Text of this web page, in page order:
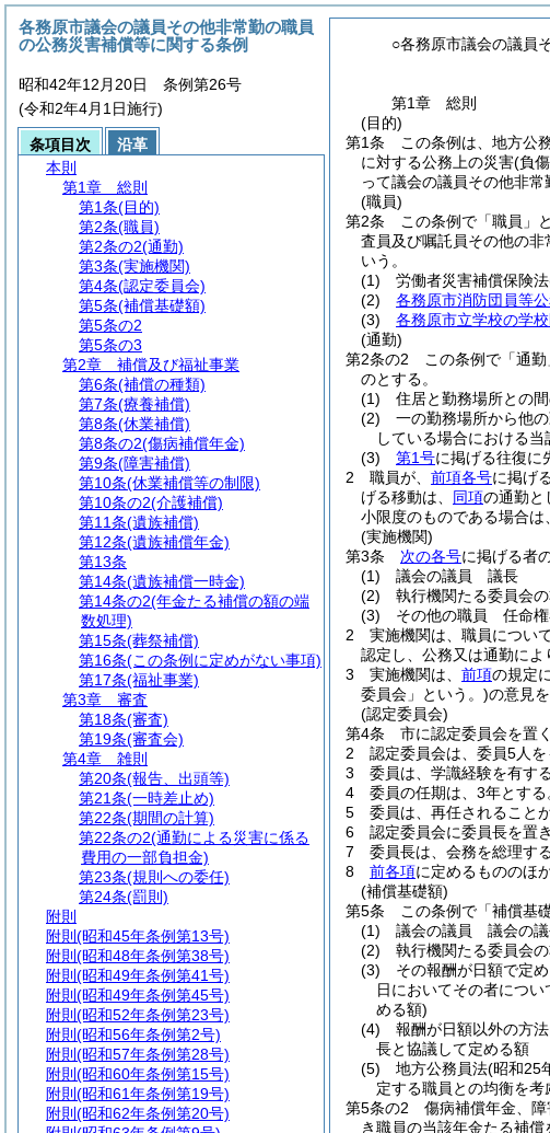
○各務原市議会の議員
第1章
総則
(目的)
第1条
この条例は、地方公
に対する公務上の災害(負
って議会の議員その他非
(職員)
第2条
この条例で「職員」
査員及び嘱託員その他の非
いう。
(1)
労働者災害補償保険法
(2)
各務原市消防団員等
(3)
各務原市立学校の学
(通勤)
第2条の2
この条例で「通
のとする。
(1)
住居と勤務場所との
(2)
一の勤務場所から他
している場合における
(3)
第1号に掲げる往復に
2
職員が、 前項各号に掲げ
げる移動は、 同項の通勤と
小限度のものである場合は
(実施機関)
第3条
次の各号に掲げる者
(1)
議会の議員 議長
(2)
執行機関たる委員会
(3)
その他の職員 任命
2
実施機関は、職員につい
認定し、公務又は通勤によ
3
実施機関は、 前項の規定
委員会」という。)の意見
(認定委員会)
第4条
市に認定委員会を置く
2
認定委員会は、委員5人を
3
委員は、学識経験を有す
4
委員の任期は、3年とする
5
委員は、再任されること
6
認定委員会に委員長を置
7
委員長は、会務を総理する
8
前各項に定めるもののほ
(補償基礎額)
第5条
この条例で「補償基
(1)
議会の議員 議会の議
(2)
執行機関たる委員会
(3)
その報酬が日額で定
日においてその者につ
める額)
(4)
報酬が日額以外の方
長と協議して定める額
(5)
地方公務員法(昭和25
定する職員との均衡を
第5条の2
傷病補償年金、
き職員の当該年金たる補
各務原市議会の議員その他非常勤の職員
の公務災害補償等に関する条例
昭和42年12月20日 条例第26号
(令和2年4月1日施行)
条項目次
沿革
本則
第1章
総則
第1条(目的)
第2条(職員)
第2条の2(通勤)
第3条(実施機関)
第4条(認定委員会)
第5条(補償基礎額)
第5条の2
第5条の3
第2章
補償及び福祉事業
第6条(補償の種類)
第7条(療養補償)
第8条(休業補償)
第8条の2(傷病補償年金)
第9条(障害補償)
第10条(休業補償等の制限)
第10条の2(介護補償)
第11条(遺族補償)
第12条(遺族補償年金)
第13条
第14条(遺族補償一時金)
第14条の2(年金たる補償の額の端
数処理)
第15条(葬祭補償)
第16条(この条例に定めがない事項)
第17条(福祉事業)
第3章
審査
第18条(審査)
第19条(審査会)
第4章
雑則
第20条(報告、出頭等)
第21条(一時差止め)
第22条(期間の計算)
第22条の2(通勤による災害に係る
費用の一部負担金)
第23条(規則への委任)
第24条(罰則)
附則
附則 (昭和45年条例第13号)
附則 (昭和48年条例第38号)
附則 (昭和49年条例第41号)
附則 (昭和49年条例第45号)
附則 (昭和52年条例第23号)
附則 (昭和56年条例第2号)
附則 (昭和57年条例第28号)
附則 (昭和60年条例第15号)
附則 (昭和61年条例第19号)
附則 (昭和62年条例第20号)